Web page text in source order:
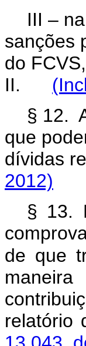
III –
sanções
do
II.
§ 12.
que
dívidas
2012)
§ 13.
de que
maneira